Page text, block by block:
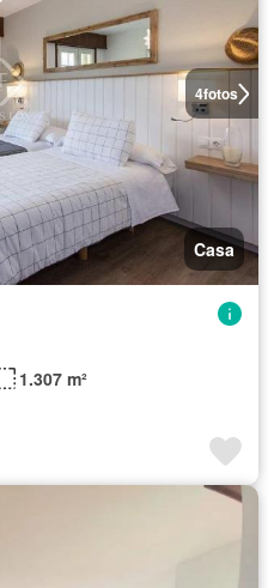
4fotos
Casa
1.307 m²